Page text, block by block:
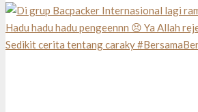
Sedikit cerita tentang caraky